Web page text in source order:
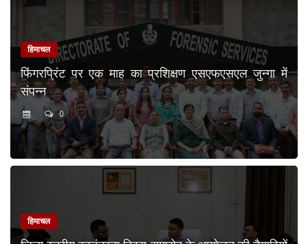
हिमाचल
फिंगरप्रिंट पर एक माह का प्रशिक्षण एसएफएसएल जुन्गा में
संपन्न
0
हिमाचल